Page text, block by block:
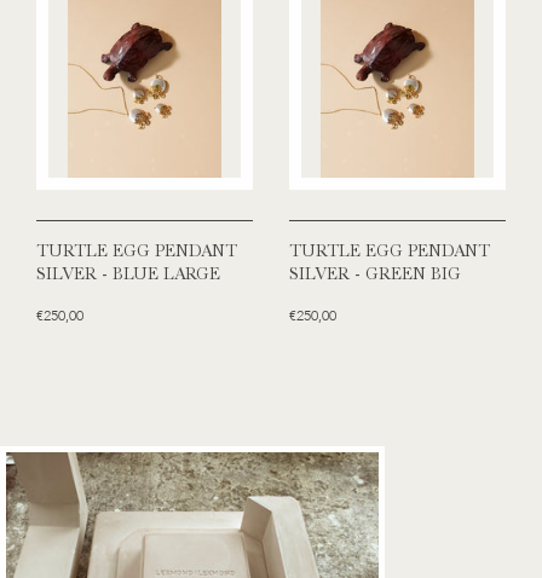
TURTLE EGG PENDANT
SILVER - BLUE LARGE
€250,00
TURTLE EGG PENDANT
SILVER - GREEN BIG
€250,00